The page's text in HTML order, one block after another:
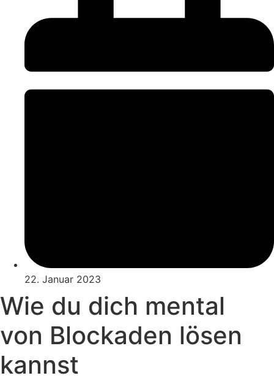
22. Januar 2023
Wie du dich mental
von Blockaden lösen
kannst